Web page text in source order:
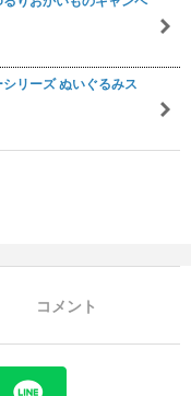
リーズ ぬいぐるみス
コメント